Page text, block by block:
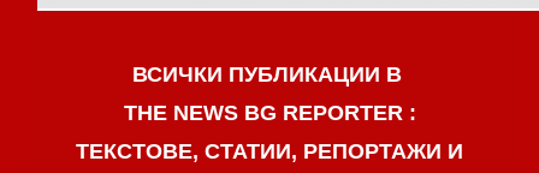
ВСИЧКИ ПУБЛИКАЦИИ В
THE NEWS BG REPORTER :
ТЕКСТОВЕ, СТАТИИ, РЕПОРТАЖИ И